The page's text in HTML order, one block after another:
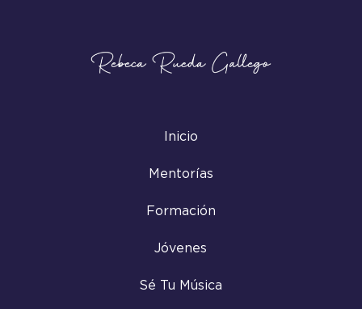
Inicio
Mentorías
Formación
Jóvenes
Sé Tu Música